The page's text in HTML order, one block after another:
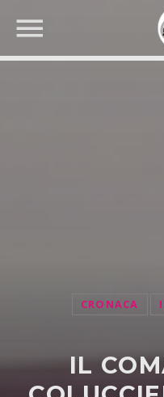
CRONACA
IL